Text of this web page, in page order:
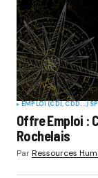
EMPLOI (CDI, CDD...)
Offre Emploi :
Rochelais
ParRessources